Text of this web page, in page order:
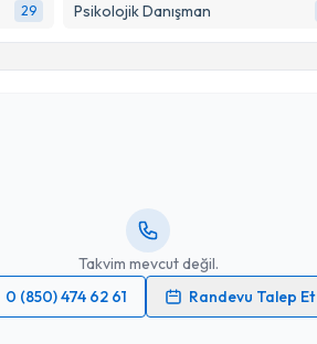
29 Psikolojik Danışman
Takvim mevcut değil.
0 (850) 474 62 61
Randevu Talep Et